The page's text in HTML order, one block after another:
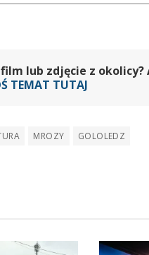
lub zdjęcie z okolicy?
TEMAT TUTAJ
MROZY GOLOLEDZ